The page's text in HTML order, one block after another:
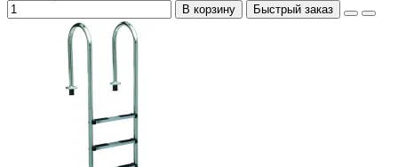
В корзину Быстрый заказ